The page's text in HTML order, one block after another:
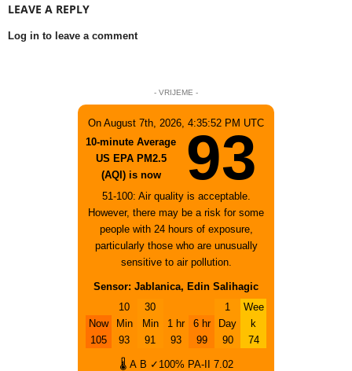
LEAVE A REPLY
Log in to leave a comment
- VRIJEME -
On August 7th, 2026, 4:35:52 PM UTC
10-minute Average
US EPA PM2.5
(AQI) is now
93
51-100: Air quality is acceptable.
However, there may be a risk for some
people with 24 hours of exposure,
particularly those who are unusually
sensitive to air pollution.
Sensor: Jablanica, Edin Salihagic
Now
105
10
Min
93
30
Min
91
1 hr
93
6 hr
99
1
Day
90
Wee
k
74
🌡 A B ✓100% PA-II 7.02